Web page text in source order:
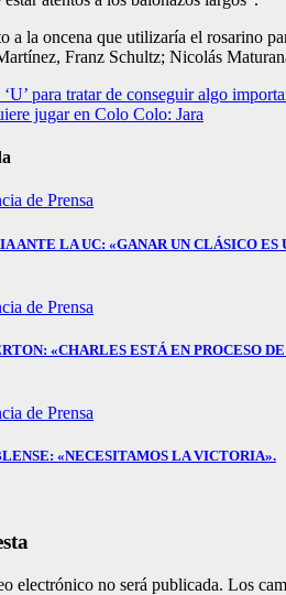
a la oncena que utilizaría el rosarino
Franz Schultz; Nicolás
para tratar de conseguir algo
jugar en Colo Colo: Jara
de Prensa
ANTE LA UC: «GANAR UN CLÁSICO ES
de Prensa
«CHARLES ESTÁ EN PROCESO
de Prensa
«NECESITAMOS LA VICTORIA».
electrónico no será publicada. Los